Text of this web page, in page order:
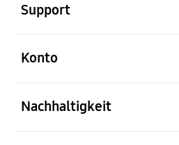
Support
Konto
Nachhaltigkeit